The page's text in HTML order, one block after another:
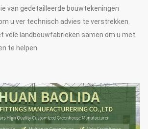
van gedetailleerde bouwtekeningen
u ver technisch advies te verstrekken.
vele landbouwfabrieken samen om u met
te helpen.